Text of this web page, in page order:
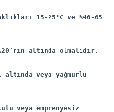
15-25°C ve %40-65
altında olmalıdır.
altında veya yağmurlu
veya emprenyesiz